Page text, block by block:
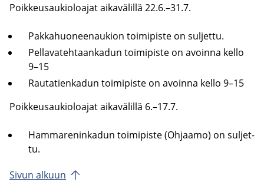
Poik­keus­au­kio­loa­jat ai­ka­vä­lil­lä 22.6.–31.7.
Pak­ka­huo­nee­nau­kion toi­mi­pis­te on sul­jet­tu.
Pel­la­va­teh­taan­ka­dun toi­mi­pis­te on avoin­na kello
9–15
Rau­ta­tien­ka­dun toi­mi­pis­te on avoin­na kello 9–15
Poik­keus­au­kio­loa­jat ai­ka­vä­lil­lä 6.–17.7.
Ham­ma­re­nin­ka­dun toi­mi­pis­te (Oh­jaa­mo) on sul­jet­
tu.
Sivun al­kuun